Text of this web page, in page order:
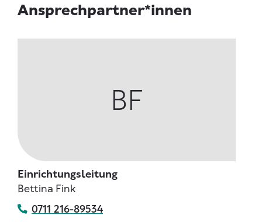
Ansprechpartner*innen
BF
Einrichtungsleitung
Bettina Fink
0711 216-89534